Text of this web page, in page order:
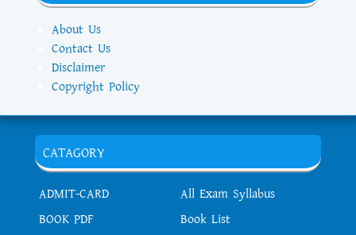
About Us
Contact Us
Disclaimer
Copyright Policy
CATAGORY
ADMIT-CARD
All Exam Syllabus
BOOK PDF
Book List